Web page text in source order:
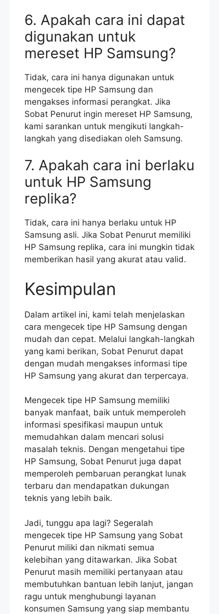
6. Apakah cara ini dapat
digunakan untuk
mereset HP Samsung?
Tidak, cara ini hanya digunakan untuk
mengecek tipe HP Samsung dan
mengakses informasi perangkat. Jika
Sobat Penurut ingin mereset HP Samsung,
kami sarankan untuk mengikuti langkah-
langkah yang disediakan oleh Samsung.
7. Apakah cara ini berlaku
untuk HP Samsung
replika?
Tidak, cara ini hanya berlaku untuk HP
Samsung asli. Jika Sobat Penurut memiliki
HP Samsung replika, cara ini mungkin tidak
memberikan hasil yang akurat atau valid.
Kesimpulan
Dalam artikel ini, kami telah menjelaskan
cara mengecek tipe HP Samsung dengan
mudah dan cepat. Melalui langkah-langkah
yang kami berikan, Sobat Penurut dapat
dengan mudah mengakses informasi tipe
HP Samsung yang akurat dan terpercaya.
Mengecek tipe HP Samsung memiliki
banyak manfaat, baik untuk memperoleh
informasi spesifikasi maupun untuk
memudahkan dalam mencari solusi
masalah teknis. Dengan mengetahui tipe
HP Samsung, Sobat Penurut juga dapat
memperoleh pembaruan perangkat lunak
terbaru dan mendapatkan dukungan
teknis yang lebih baik.
Jadi, tunggu apa lagi? Segeralah
mengecek tipe HP Samsung yang Sobat
Penurut miliki dan nikmati semua
kelebihan yang ditawarkan. Jika Sobat
Penurut masih memiliki pertanyaan atau
membutuhkan bantuan lebih lanjut, jangan
ragu untuk menghubungi layanan
konsumen Samsung yang siap membantu